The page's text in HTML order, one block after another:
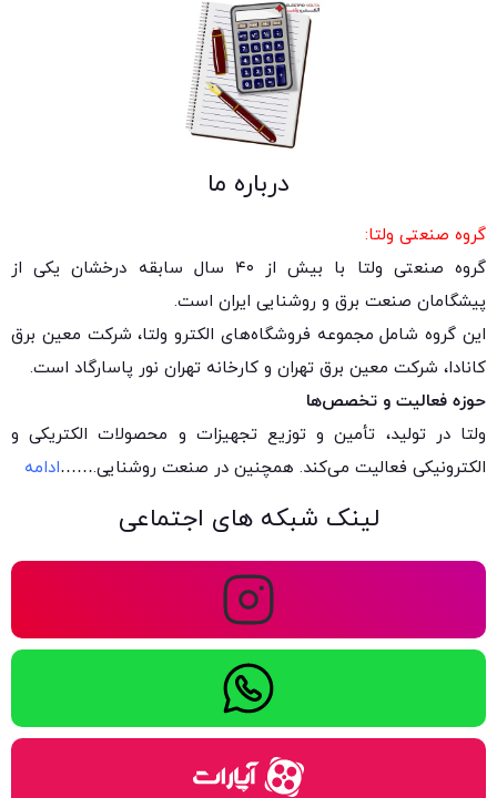
درباره ما
گروه صنعتی ولتا:
گروه صنعتی ولتا با بیش از ۴۰ سال سابقه درخشان یکی از
پیشگامان صنعت برق و روشنایی ایران است.
این گروه شامل مجموعه فروشگاه‌های الکترو ولتا، شرکت معین برق
کانادا، شرکت معین برق تهران و کارخانه تهران نور پاسارگاد است.
حوزه فعالیت و تخصص‌ها
ولتا در تولید، تأمین و توزیع تجهیزات و محصولات الکتریکی و
الکترونیکی فعالیت می‌کند. همچنین در صنعت روشنایی.……ادامه
لینک شبکه های اجتماعی